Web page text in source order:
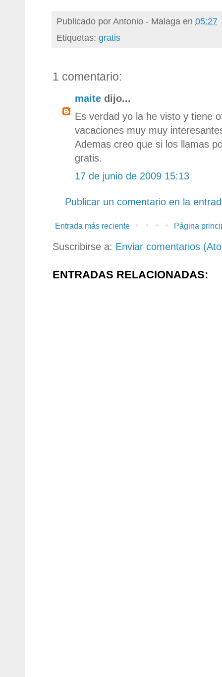
Publicado porAntonio - Malaga en 05:27
Etiquetas: gratis
1 comentario:
maite dijo...
Es verdad yo la he visto y tiene
vacaciones muy muy
Ademas creo que si los llamas
gratis.
17 de junio de 2009 15:13
Publicar un comentario en la
Entrada más reciente Página
Suscribirse a: Enviar comentarios
ENTRADAS RELACIONADAS: